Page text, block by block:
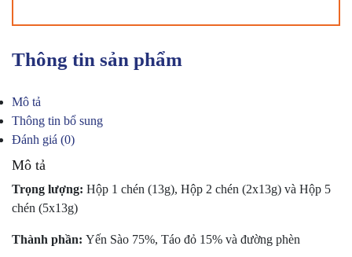
[ĂN
LIỀN]
Thông tin sản phẩm
Mô tả
Thông tin bổ sung
Đánh giá (0)
Mô tả
Trọng lượng: Hộp 1 chén (13g), Hộp 2 chén (2x13g) và Hộp 5
chén (5x13g)
Thành phần: Yến Sào 75%, Táo đỏ 15% và đường phèn